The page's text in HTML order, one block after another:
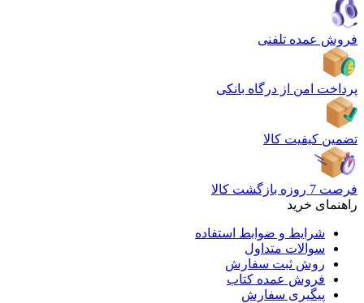
فروش عمده تلفنی
پرداخت امن از درگاه بانکی
تضمین کیفیت کالا
فرصت 7 روزه بازگشت کالا
راهنمای خرید
شرایط و ضوابط استفاده
سوالات متداول
روش ثبت سفارش
فروش عمده کتاب
پیگیری سفارش